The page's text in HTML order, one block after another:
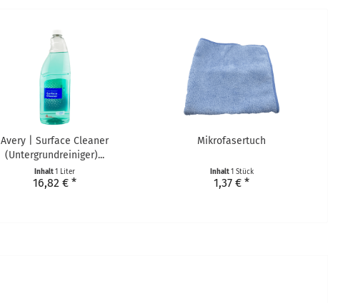
Avery | Surface Cleaner
(Untergrundreiniger)...
Inhalt1 Liter
16,82 € *
Mikrofasertuch
Inhalt1 Stück
1,37 € *